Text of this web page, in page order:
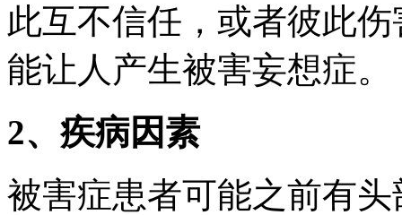
此互不信任，或者彼此
能让人产生被害妄想症。
2、疾病因素
被害症患者可能之前有